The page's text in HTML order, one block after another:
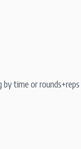
by time or rounds+reps